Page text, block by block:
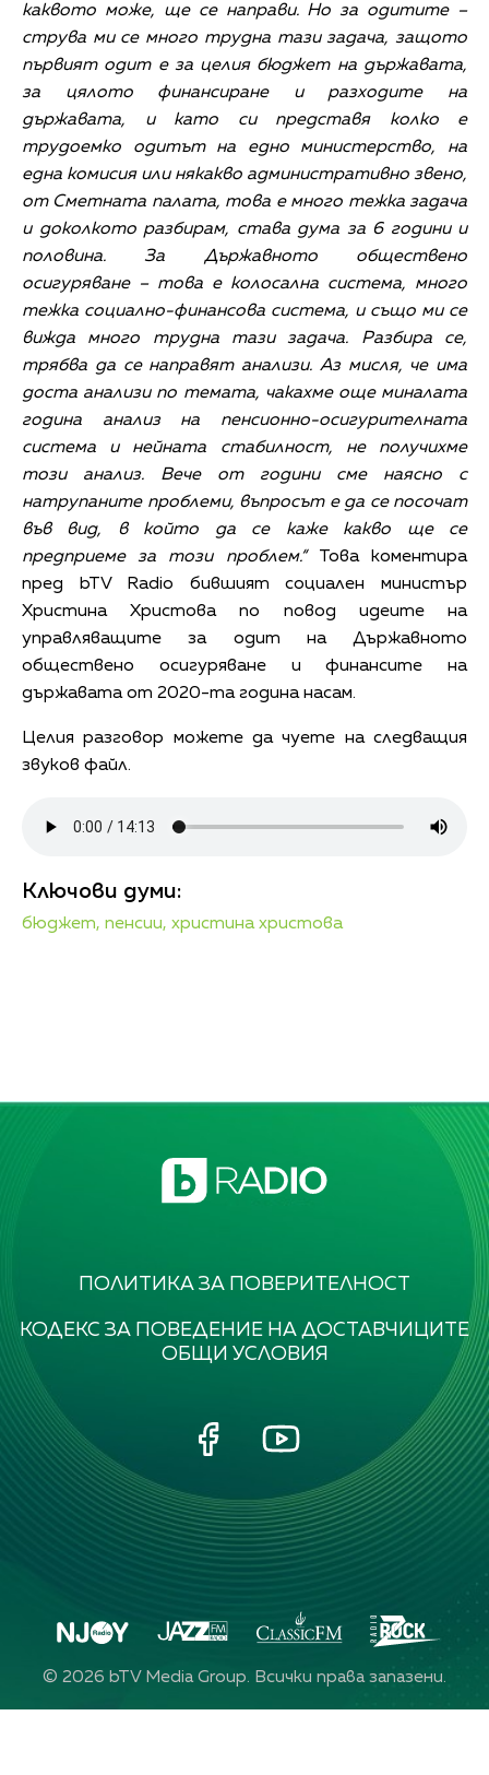
каквото може, ще се направи. Но за одитите –
струва ми се много трудна тази задача, защото
първият одит е за целия бюджет на държавата,
за цялото финансиране и разходите на
държавата, и като си представя колко е
трудоемко одитът на едно министерство, на
една комисия или някакво административно звено,
от Сметната палата, това е много тежка задача
и доколкото разбирам, става дума за 6 години и
половина. За Държавното обществено
осигуряване – това е колосална система, много
тежка социално-финансова система, и също ми се
вижда много трудна тази задача. Разбира се,
трябва да се направят анализи. Аз мисля, че има
доста анализи по темата, чакахме още миналата
година анализ на пенсионно-осигурителната
система и нейната стабилност, не получихме
този анализ. Вече от години сме наясно с
натрупаните проблеми, въпросът е да се посочат
във вид, в който да се каже какво ще се
предприеме за този проблем.“Това коментира
пред bTV Radio бившият социален министър
Христина Христова по повод идеите на
управляващите за одит на Държавното
обществено осигуряване и финансите на
държавата от 2020-та година насам.
Целия разговор можете да чуете на следващия
звуков файл.
Ключови думи:
бюджет, пенсии, христина христова
ПОЛИТИКА ЗА ПОВЕРИТЕЛНОСТ
КОДЕКС ЗА ПОВЕДЕНИЕ НА ДОСТАВЧИЦИТЕ
ОБЩИ УСЛОВИЯ
© 2026 bTV Media Group. Всички права запазени.